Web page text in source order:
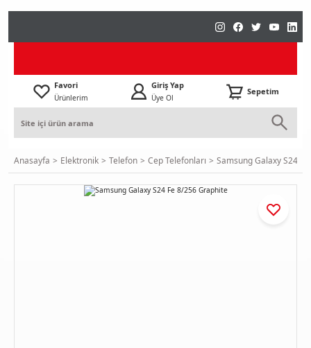
Favori
Ürünlerim
Giriş Yap
Üye Ol
Sepetim
Anasayfa Elektronik Telefon Cep Telefonları Samsung Galaxy S24